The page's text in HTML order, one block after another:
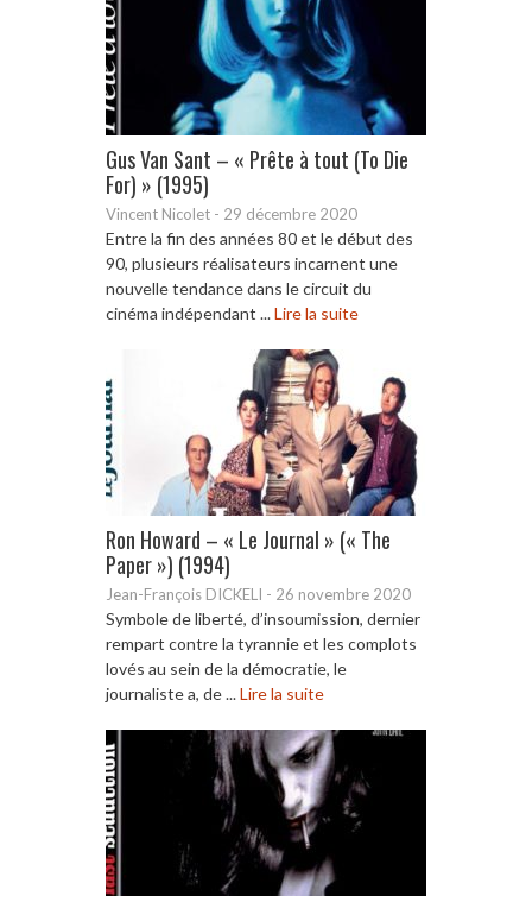
Gus Van Sant – « Prête à tout (To Die
For) » (1995)
Vincent Nicolet - 29 décembre 2020
Entre la fin des années 80 et le début des
90, plusieurs réalisateurs incarnent une
nouvelle tendance dans le circuit du
cinéma indépendant ...Lire la suite
Ron Howard – « Le Journal » (« The
Paper ») (1994)
Jean-François DICKELI - 26 novembre 2020
Symbole de liberté, d’insoumission, dernier
rempart contre la tyrannie et les complots
lovés au sein de la démocratie, le
journaliste a, de ...Lire la suite